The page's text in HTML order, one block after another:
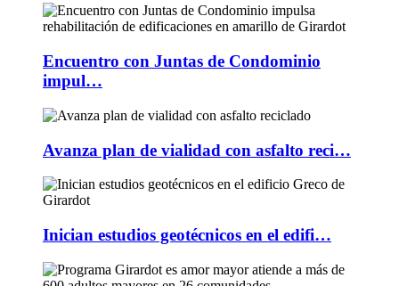
Encuentro con Juntas de Condominio
impul…
Avanza plan de vialidad con asfalto reci…
Inician estudios geotécnicos en el edifi…